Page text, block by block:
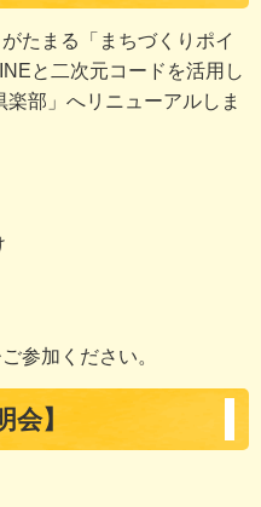
たまる「まちづくりポイ
と二次元コードを活用し
部」へリニューアルしま
参加ください。
】